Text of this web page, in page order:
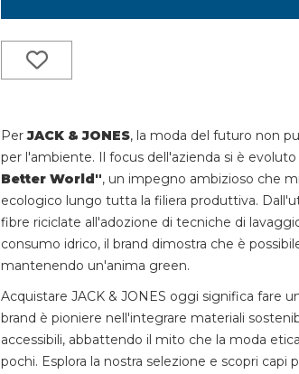
PerJACK & JONES, la moda del futuro non
per l'ambiente. Il focus dell'azienda si è
Better World", un impegno ambizioso che
ecologico lungo tutta la filiera produttiva.
fibre riciclate all'adozione di tecniche di
consumo idrico, il brand dimostra che è
mantenendo un'anima green.
Acquistare JACK & JONES oggi significa fare
brand è pioniere nell'integrare materiali
accessibili, abbattendo il mito che la moda
pochi. Esplora la nostra selezione e scopri